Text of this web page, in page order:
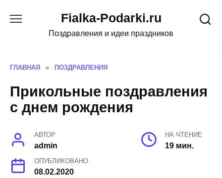
Fialka-Podarki.ru
Поздравления и идеи праздников
ГЛАВНАЯ » ПОЗДРАВЛЕНИЯ
Прикольные поздравления
с днем рождения
АВТОР
admin
НА ЧТЕНИЕ
19 мин.
ОПУБЛИКОВАНО
08.02.2020